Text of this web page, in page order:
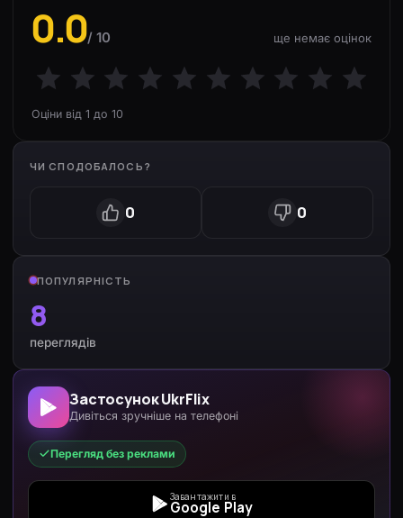
0.0/ 10 ще немає оцінок
Оціни від 1 до 10
ЧИ СПОДОБАЛОСЬ?
0 0
ПОПУЛЯРНІСТЬ
8
переглядів
Застосунок UkrFlix
Дивіться зручніше на телефоні
Перегляд без реклами
Завантажити в
Google Play